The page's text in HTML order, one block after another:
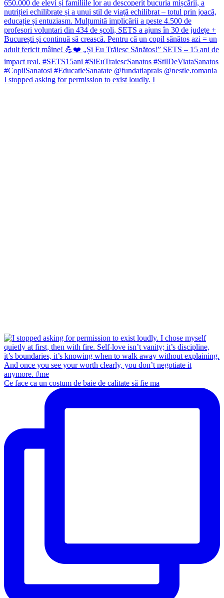
I stopped asking for permission to exist loudly. I
Ce face ca un costum de baie de calitate să fie ma